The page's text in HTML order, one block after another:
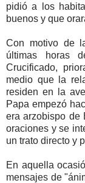
pidió a los
buenos y que
Con motivo de
últimas horas
Crucificado,
medio que la
residen en la
Papa empezó
era arzobispo de
oraciones y se
un trato directo y
En aquella
mensajes de